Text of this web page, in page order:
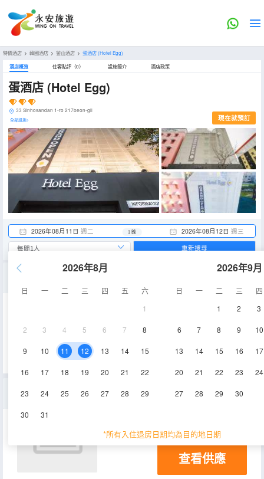
特價酒店 > 韓國酒店 > 釜山酒店 > 蛋酒店(Hotel Egg)
酒店概览 住客點評（0） 設施簡介 酒店政策
蛋酒店 (Hotel Egg)
33 Sinhosandan 1-ro 217beon-gil
全部設施> 現在就預訂
2026年08月11日 週二 2026年08月12日 週三
1 晚
2026年8月
日 一 二 三 四 五
六
1
2 3 4 5 6 7 8
9 10 11 12 13 14 15
16 17 18 19 20 21 22
23 24 25 26 27 28 29
30 31
2026年9月
日 一 二 三
四
1
2 3
6 7 8 9 10
13 14 15 16 17
20 21 22 23 24
27 28 29 30
*所有入住退房日期均為目的地日期
重新搜尋
電視機
提前入住（隨機分配房間）
查看供應